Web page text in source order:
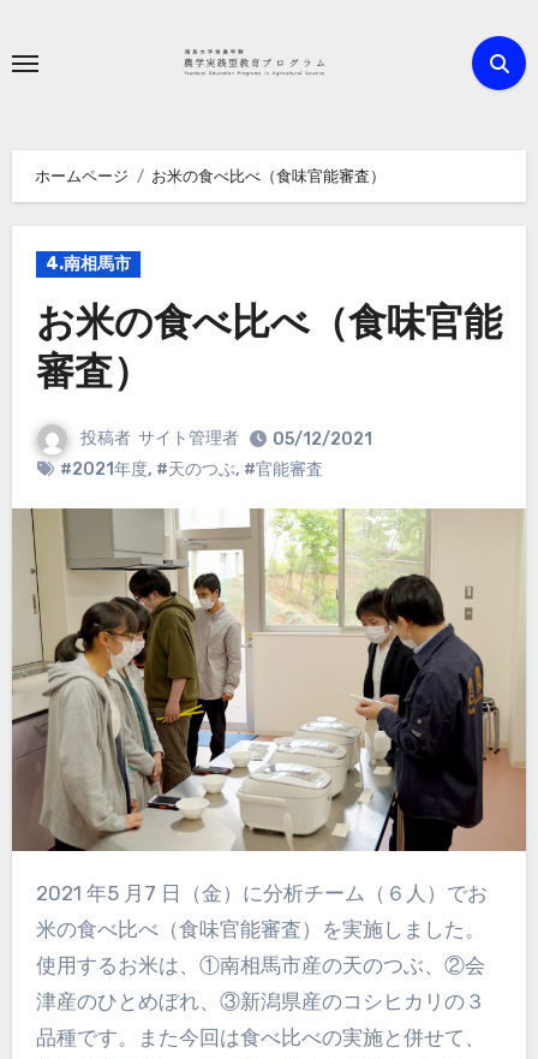
ホームページ お米の食べ比べ（食味官能審査）
4.南相馬市
お米の食べ比べ（食味官能
審査）
投稿者 サイト管理者
05/12/2021
#2021年度, #天のつぶ, #官能審査
2021 年5 月7 日（金）に分析チーム（６人）でお
米の食べ比べ（食味官能審査）を実施しました。
使用するお米は、①南相馬市産の天のつぶ、②会
津産のひとめぼれ、③新潟県産のコシヒカリの３
品種です。また今回は食べ比べの実施と併せて、